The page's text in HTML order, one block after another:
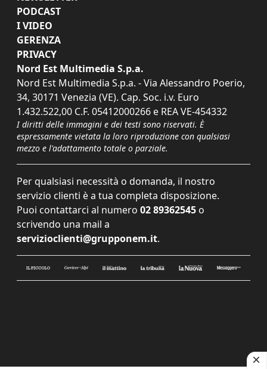
PODCAST
I VIDEO
GERENZA
PRIVACY
Nord Est Multimedia S.p.a.
Nord Est Multimedia S.p.a. - Via Alessandro Poerio,
34, 30171 Venezia (VE). Cap. Soc. i.v. Euro
1.432.522,00 C.F. 05412000266 e REA VE-454332
I diritti delle immagini e dei testi sono riservati. È
espressamente vietata la loro riproduzione con qualsiasi
mezzo e l'adattamento totale o parziale.
Per qualsiasi necessità o domanda, il nostro
servizio clienti è a tua completa disposizione.
Puoi contattarci al numero 02 89362545 o
scrivendo una mail a
servizioclienti@grupponem.it.